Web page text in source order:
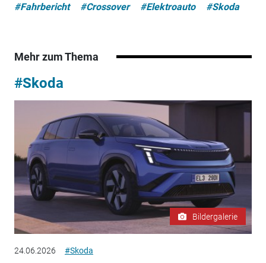
#Fahrbericht #Crossover #Elektroauto #Skoda
Mehr zum Thema
#Skoda
Bildergalerie
24.06.2026 #Skoda